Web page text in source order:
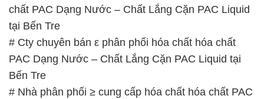
chất PAC Dạng Nước – Chất Lắng Cặn PAC Liquid
tại Bến Tre
# Cty chuyên bán ε phân phối hóa chất hóa chất
PAC Dạng Nước – Chất Lắng Cặn PAC Liquid tại
Bến Tre
# Nhà phân phối ≥ cung cấp hóa chất hóa chất PAC